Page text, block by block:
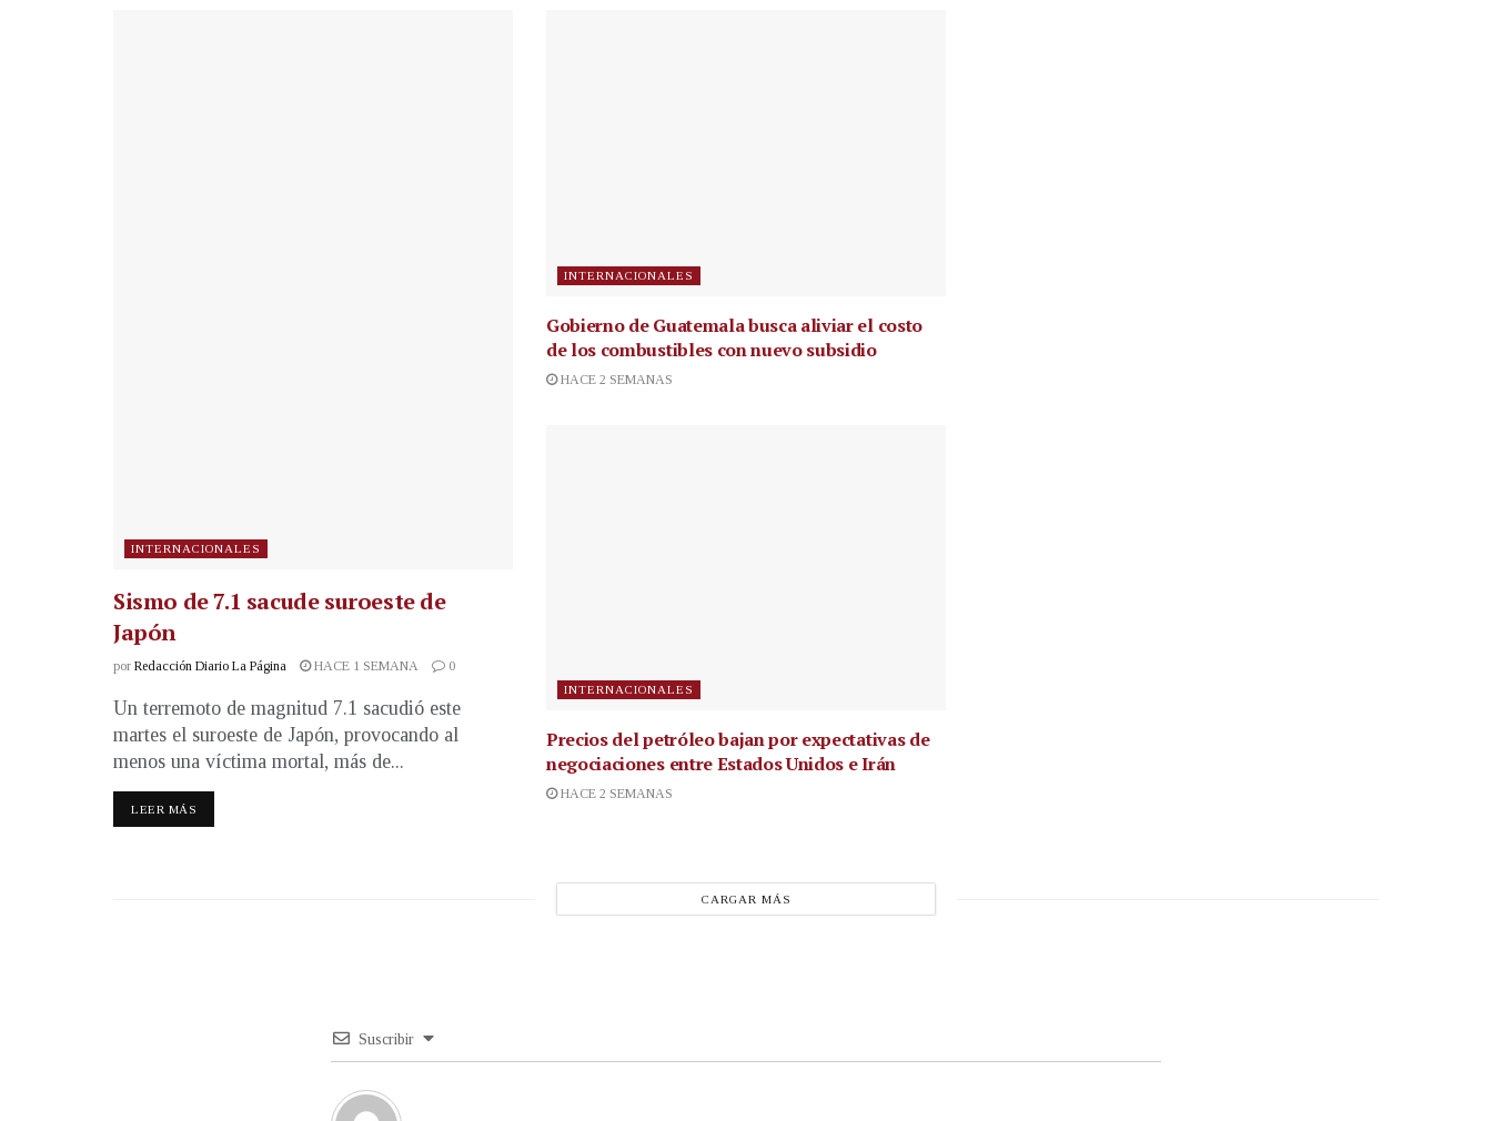
INTERNACIONALES
Sismo de 7.1 sacude suroeste de
Japón
por Redacción Diario La Página HACE 1 SEMANA 0
Un terremoto de magnitud 7.1 sacudió este
martes el suroeste de Japón, provocando al
menos una víctima mortal, más de...
LEER MÁS
INTERNACIONALES
Gobierno de Guatemala busca aliviar el costo
de los combustibles con nuevo subsidio
HACE 2 SEMANAS
INTERNACIONALES
Precios del petróleo bajan por expectativas de
negociaciones entre Estados Unidos e Irán
HACE 2 SEMANAS
CARGAR MÁS
Suscribir